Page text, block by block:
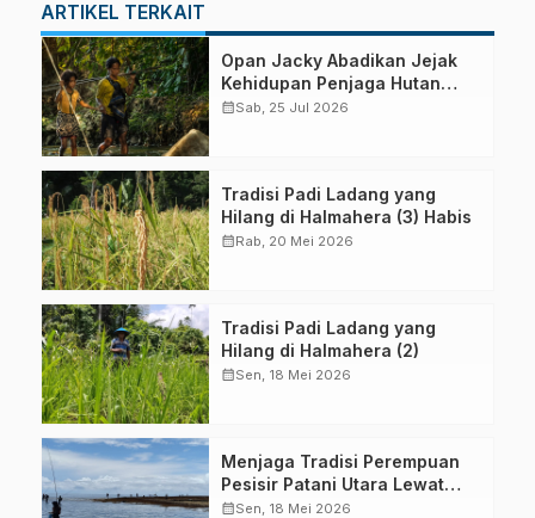
ARTIKEL TERKAIT
Opan Jacky Abadikan Jejak
Kehidupan Penjaga Hutan
Halmahera
calendar_monthSab, 25 Jul 2026
Tradisi Padi Ladang yang
Hilang di Halmahera (3) Habis
calendar_monthRab, 20 Mei 2026
Tradisi Padi Ladang yang
Hilang di Halmahera (2)
calendar_monthSen, 18 Mei 2026
Menjaga Tradisi Perempuan
Pesisir Patani Utara Lewat
Lomba VAUF
calendar_monthSen, 18 Mei 2026